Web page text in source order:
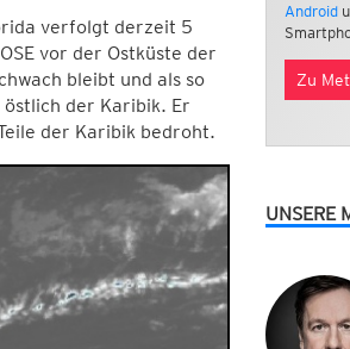
verfolgt derzeit 5
vor der Ostküste der
bleibt und als so
der Karibik. Er
der Karibik bedroht.
Android
Zu
UNSERE